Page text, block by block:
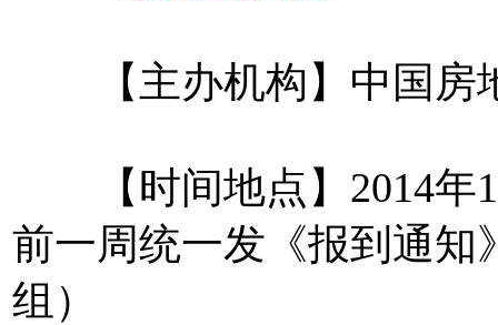
【主办机构】中国房
【时间地点】2014年
前一周统一发《报到通知
组）